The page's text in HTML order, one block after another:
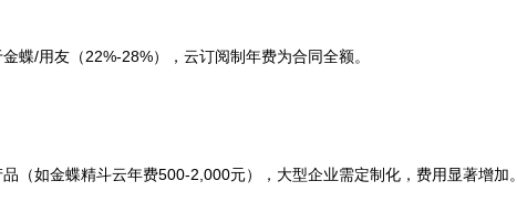
蝶/用友（22%-28%），云订阅制年费为合同全额。
（如金蝶精斗云年费500-2,000元），大型企业需定制化，费用显著增加。